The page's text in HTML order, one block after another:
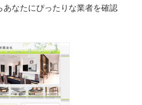
あなたにぴったりな業者を確認